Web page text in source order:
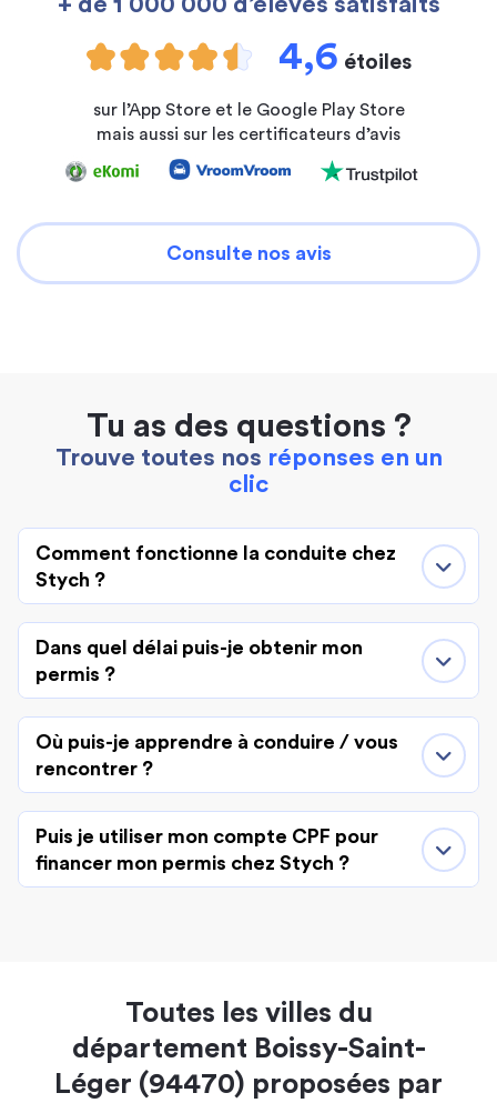
4,6 étoiles
sur l’App Store et le Google Play Store
mais aussi sur les certificateurs d’avis
Consulte nos avis
Tu as des questions ?
Trouve toutes nos réponses en un
clic
Comment fonctionne la conduite chez
Stych ?
Dans quel délai puis-je obtenir mon
permis ?
Où puis-je apprendre à conduire / vous
rencontrer ?
Puis je utiliser mon compte CPF pour
financer mon permis chez Stych ?
Toutes les villes du
département Boissy-Saint-
Léger (94470) proposées par